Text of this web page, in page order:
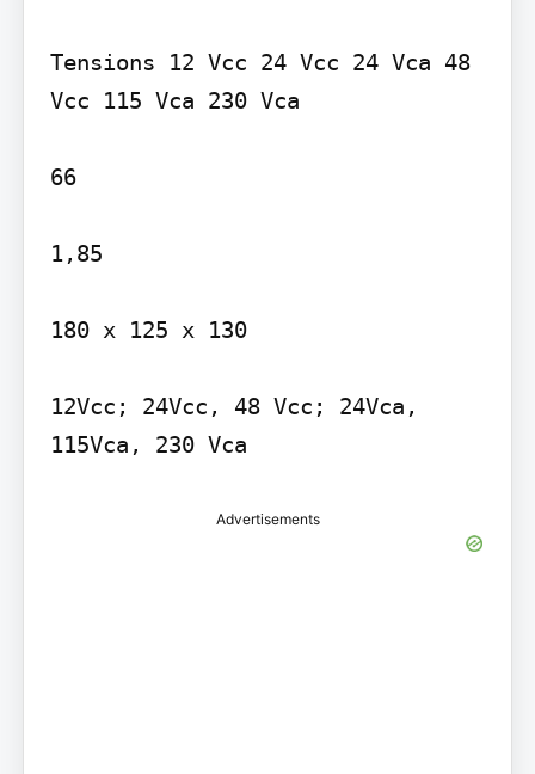
Tensions 12 Vcc 24 Vcc 24 Vca 48
Vcc 115 Vca 230 Vca
66
1,85
180 x 125 x 130
12Vcc; 24Vcc, 48 Vcc; 24Vca,
Advertisements